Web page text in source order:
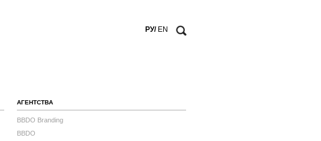
РУ/ EN
АГЕНТСТВА
BBDO Branding
BBDO